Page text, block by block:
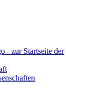
- zur Startseite der